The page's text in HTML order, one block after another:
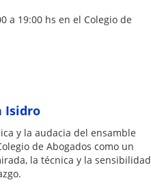
a 19:00 hs en el Colegio de
Isidro
y la audacia del ensamble
de Abogados como un
la técnica y la sensibilidad